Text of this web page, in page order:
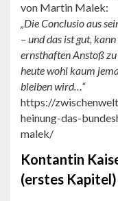
von Martin Malek:
„Die Conclusio aus
– und das ist gut,
ernsthaften Anstoß
heute wohl kaum
bleiben wird…“
https://
heinung-das-
malek/
Kontantin
(erstes Kapitel)